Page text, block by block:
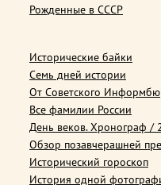
Рожденные в СССР
Исторические байки
Семь дней истории
От Советского
Все фамилии России
День веков. Хронограф /
Обзор позавчерашней
Исторический гороскоп
История одной